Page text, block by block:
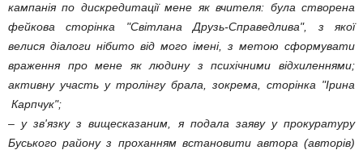
кампанія по дискредитації мене як вчителя: була створена
фейкова сторінка "Світлана Друзь-Справедлива", з якої
велися діалоги нібито від мого імені, з метою сформувати
враження про мене як людину з психічними відхиленнями;
активну участь у тролінгу брала, зокрема, сторінка "Ірина
Карпчук";
– у зв'язку з вищесказаним, я подала заяву у прокуратуру
Буського району з проханням встановити автора (авторів)